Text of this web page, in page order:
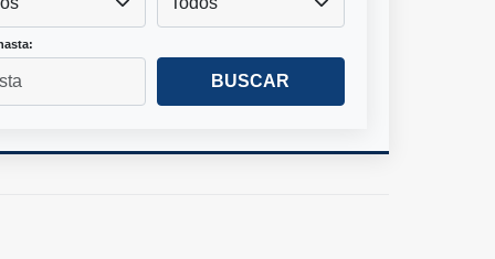
BUSCAR